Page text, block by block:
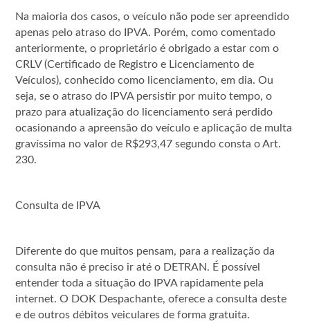
Na maioria dos casos, o veículo não pode ser apreendido
apenas pelo atraso do IPVA. Porém, como comentado
anteriormente, o proprietário é obrigado a estar com o
CRLV (Certificado de Registro e Licenciamento de
Veículos), conhecido como licenciamento, em dia. Ou
seja, se o atraso do IPVA persistir por muito tempo, o
prazo para atualização do licenciamento será perdido
ocasionando a apreensão do veículo e aplicação de multa
gravíssima no valor de R$293,47 segundo consta o Art.
230.
Consulta de IPVA
Diferente do que muitos pensam, para a realização da
consulta não é preciso ir até o DETRAN. É possível
entender toda a situação do IPVA rapidamente pela
internet. O DOK Despachante, oferece a consulta deste
e de outros débitos veiculares de forma gratuita.